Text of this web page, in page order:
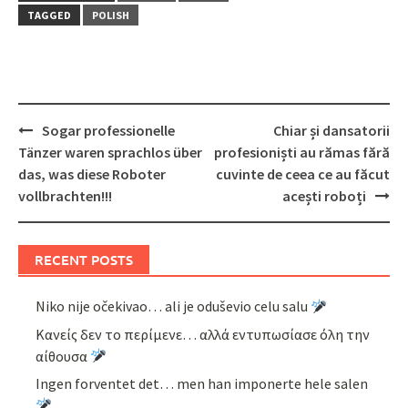
TAGGED
POLISH
Post
navigation
Sogar professionelle
Tänzer waren sprachlos über
das, was diese Roboter
vollbrachten!!!
Chiar și dansatorii
profesioniști au rămas fără
cuvinte de ceea ce au făcut
acești roboți
RECENT POSTS
Niko nije očekivao… ali je oduševio celu salu
Κανείς δεν το περίμενε… αλλά εντυπωσίασε όλη την
αίθουσα
Ingen forventet det… men han imponerte hele salen